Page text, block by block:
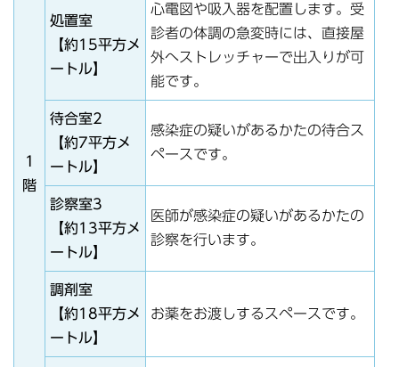
1
階
処置室
【約15平方メ
ートル】
心電図や吸入器を配置します。受
診者の体調の急変時には、直接屋
外へストレッチャーで出入りが可
能です。
待合室2
【約7平方メ
ートル】
感染症の疑いがあるかたの待合ス
ペースです。
診察室3
【約13平方メ
ートル】
医師が感染症の疑いがあるかたの
診察を行います。
調剤室
【約18平方メ
ートル】
お薬をお渡しするスペースです。